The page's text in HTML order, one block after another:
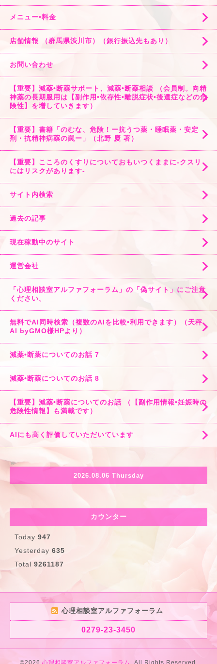
メニュー•料金
店舗情報 （群馬県渋川市）（銀行振込先もあり）
お問い合わせ
【重要】減薬•断薬サポート、減薬•断薬相談 （会員制。向精
神薬の長期服用は【副作用•依存性•離脱症状•後遺症などの危
険性】を増していきます）
【重要】書籍「のむな、危険！ー抗うつ薬・睡眠薬・安定
剤・抗精神病薬の罠ー」（北野 慶 著）
【重要】こころのくすりについておもいつくままに-クスリ
にはリスクがあります-
サイト内検索
過去の記事
現在稼動中のサイト
運営会社
「心理相談室アルファフォーラム」の「偽サイト」にご注意
ください。
無料でAI同時検索（複数のAIを比較•利用できます）（天秤
AI byGMO様HPより）
減薬•断薬についてのお話 7
減薬•断薬についてのお話 8
【重要】減薬•断薬についてのお話 （【副作用情報•妊娠時の
危険性情報】も満載です）
AIにも高く評価していただいています
2026.08.06 Thursday
カウンター
Today 947
Yesterday 635
Total 9261187
心理相談室アルファフォーラム
0279-23-3450
©2026 心理相談室アルファフォーラム . All Rights Reserved.